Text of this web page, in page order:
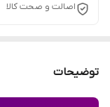
اصالت و صحت کالا
توضیحات